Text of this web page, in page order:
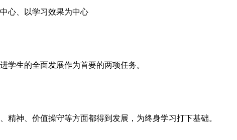
心、以学习效果为中心
学生的全面发展作为首要的两项任务。
神、价值操守等方面都得到发展，为终身学习打下基础。